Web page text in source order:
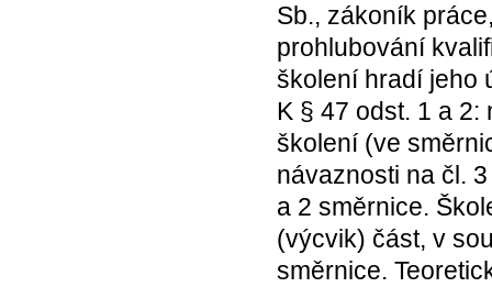
Sb., zákoník
prohlubování
školení hradí jeho
K § 47 odst. 1 a
školení (ve
návaznosti na čl.
a 2 směrnice.
(výcvik) část, v
směrnice.